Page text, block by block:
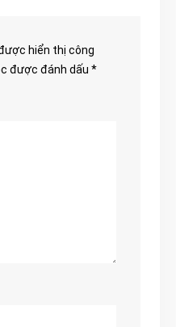
hiển thị công
được đánh dấu *